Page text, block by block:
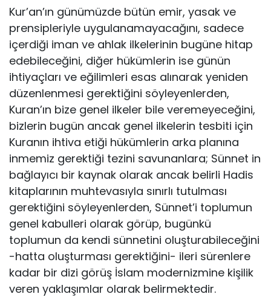
Kur’an’ın günümüzde bütün emir, yasak ve
prensipleriyle uygulanamayacağını, sadece
içerdiği iman ve ahlak ilkelerinin bugüne hitap
edebileceğini, diğer hükümlerin ise günün
ihtiyaçları ve eğilimleri esas alınarak yeniden
düzenlenmesi gerektiğini söyleyenlerden,
Kuran’ın bize genel ilkeler bile veremeyeceğini,
bizlerin bugün ancak genel ilkelerin tesbiti için
Kuranın ihtiva etiği hükümlerin arka planına
inmemiz gerektiği tezini savunanlara; Sünnet in
bağlayıcı bir kaynak olarak ancak belirli Hadis
kitaplarının muhtevasıyla sınırlı tutulması
gerektiğini söyleyenlerden, Sünnet’i toplumun
genel kabulleri olarak görüp, bugünkü
toplumun da kendi sünnetini oluşturabileceğini
-hatta oluşturması gerektiğini- ileri sürenlere
kadar bir dizi görüş İslam modernizmine kişilik
veren yaklaşımlar olarak belirmektedir.